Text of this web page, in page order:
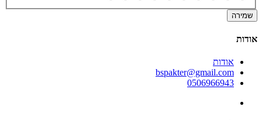
שמירה
אודות
אודות
bspakter@gmail.com
0506966943